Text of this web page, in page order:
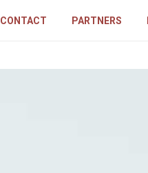
CONTACT PARTNERS